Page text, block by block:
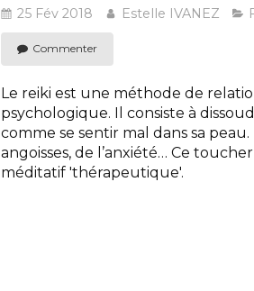
25 Fév 2018 Estelle IVANEZ
Commenter
Le reiki est une méthode de
psychologique. Il consiste à
comme se sentir mal dans sa
angoisses, de l’anxiété… Ce
méditatif 'thérapeutique'.